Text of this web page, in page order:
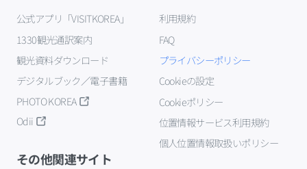
公式アプリ「VISITKOREA」
1330観光通訳案内
観光資料ダウンロード
デジタルブック／電子書籍
PHOTO KOREA
Odii
利用規約
FAQ
プライバシーポリシー
Cookieの設定
Cookieポリシー
位置情報サービス利用規約
個人位置情報取扱いポリシー
その他関連サイト